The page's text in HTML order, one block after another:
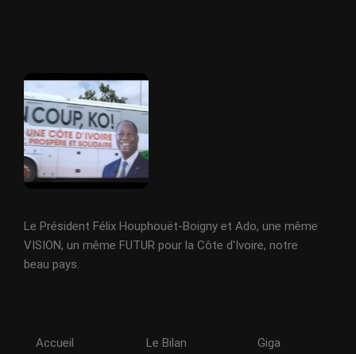
Le Président Félix Houphouët-Boigny et Ado, une même
VISION, un même FUTUR pour la Côte d'Ivoire, notre
beau pays.
Accueil
Le Bilan
Giga